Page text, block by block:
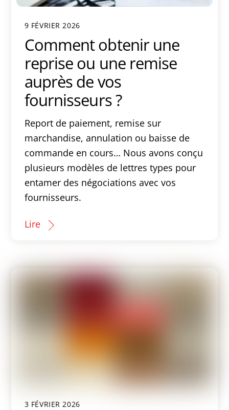
9 FÉVRIER 2026
Comment obtenir une
reprise ou une remise
auprès de vos
fournisseurs ?
Report de paiement, remise sur
marchandise, annulation ou baisse de
commande en cours… Nous avons conçu
plusieurs modèles de lettres types pour
entamer des négociations avec vos
fournisseurs.
Lire
3 FÉVRIER 2026